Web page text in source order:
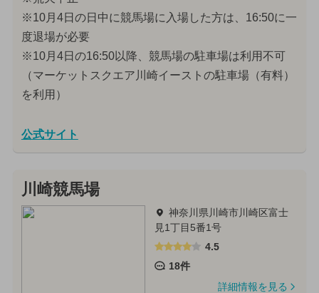
※10月4日の日中に競馬場に入場した方は、16:50に一
度退場が必要
※10月4日の16:50以降、競馬場の駐車場は利用不可
（マーケットスクエア川崎イーストの駐車場（有料）
を利用）
公式サイト
川崎競馬場
神奈川県川崎市川崎区富士
見1丁目5番1号
4.5
18件
詳細情報を見る